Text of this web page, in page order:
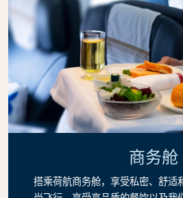
商务舱
搭乘荷航商务舱，享受私密、舒适